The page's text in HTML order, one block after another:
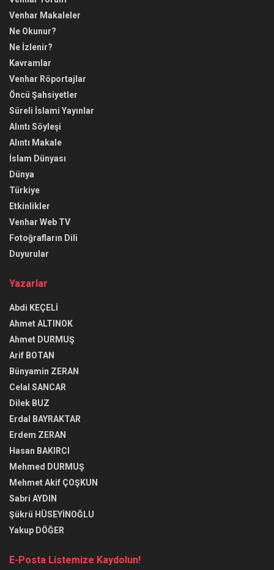
Venhar Makaleler
Ne Okunur?
Ne İzlenir?
Kavramlar
Venhar Röportajlar
Öncü Şahsiyetler
Süreli İslami Yayınlar
Alıntı Söyleşi
Alıntı Makale
İslam Dünyası
Dünya
Türkiye
Etkinlikler
Venhar Web TV
Fotoğrafların Dili
Duyurular
Yazarlar
Abdi KEÇELİ
Ahmet ALTINOK
Ahmet DURMUŞ
Arif BOTAN
Bünyamin ZERAN
Celal SANCAR
Dilek BUZ
Erdal BAYRAKTAR
Erdem ZERAN
Hasan BAKIRCI
Mehmed DURMUŞ
Mehmet Akif ÇOŞKUN
Sabri AYDIN
Şükrü HÜSEYİNOĞLU
Yakup DÖĞER
E-Posta Listemize Kaydolun!